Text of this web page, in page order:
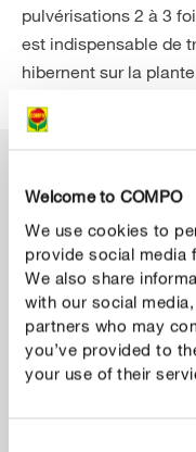
Welcome to COMPO
We use cookies to
provide social media
We also share
with our social
partners who may
you’ve provided to
your use of their
pulvérisations 2 à 3
est indispensable de
hibernent sur la